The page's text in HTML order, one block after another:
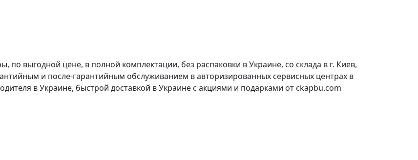
по выгодной цене, в полной комплектации, без распаковки в Украине, со склада в г. Киев,
и после-гарантийным обслуживанием в авторизированных сервисных центрах в
в Украине, быстрой доставкой в Украине с акциями и подарками от ckapbu.com